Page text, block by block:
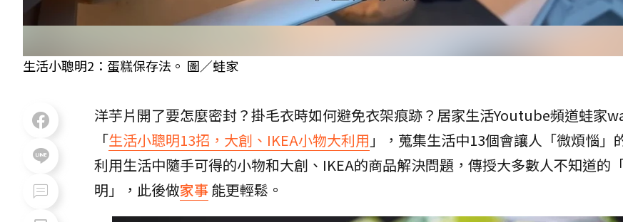
生活小聰明2：蛋糕保存法。 圖／蛙家
洋芋片開了要怎麼密封？掛毛衣時如何避免衣架痕跡？居家生活Youtube頻道蛙家
「生活小聰明13招，大創、IKEA小物大利用 」，蒐集生活中13個會讓人「微煩惱」
利用生活中隨手可得的小物和大創、IKEA的商品解決問題，傳授大多數人不知道的
明」，此後做家事能更輕鬆。